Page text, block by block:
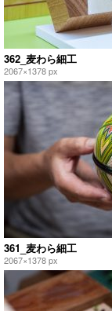
362_麦わら細工
2067×1378 px
361_麦わら細工
2067×1378 px